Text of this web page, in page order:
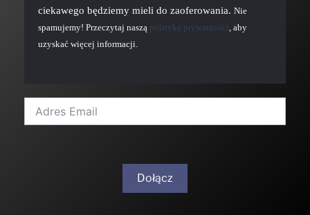
ciekawego będziemy mieli do zaoferowania. Nie
spamujemy! Przeczytaj naszą politykę prywatności , aby
uzyskać więcej informacji.
Dołącz